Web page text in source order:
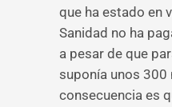
que ha estado en
Sanidad no ha
a pesar de que
suponía unos 300
consecuencia es